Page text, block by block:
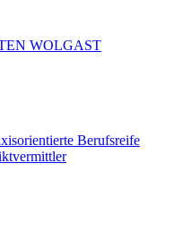
WOLGAST
Berufsreife